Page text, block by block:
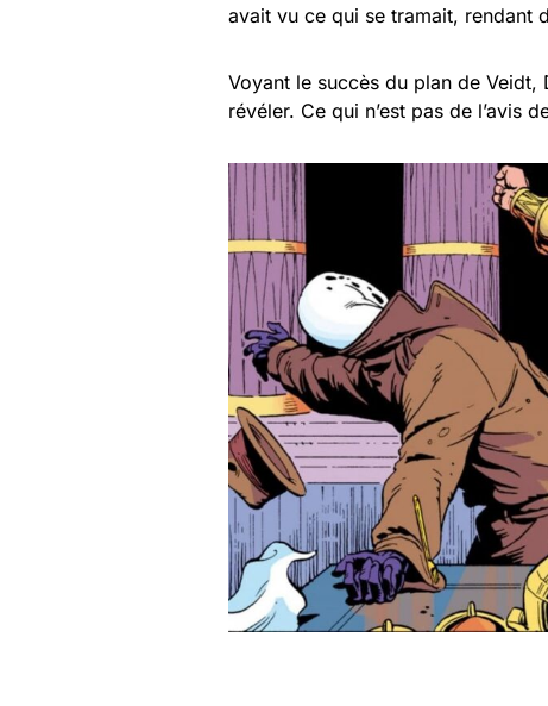
avait vu ce qui se tramait, rendant
Voyant le succès du plan de Veidt,
révéler. Ce qui n’est pas de l’avis